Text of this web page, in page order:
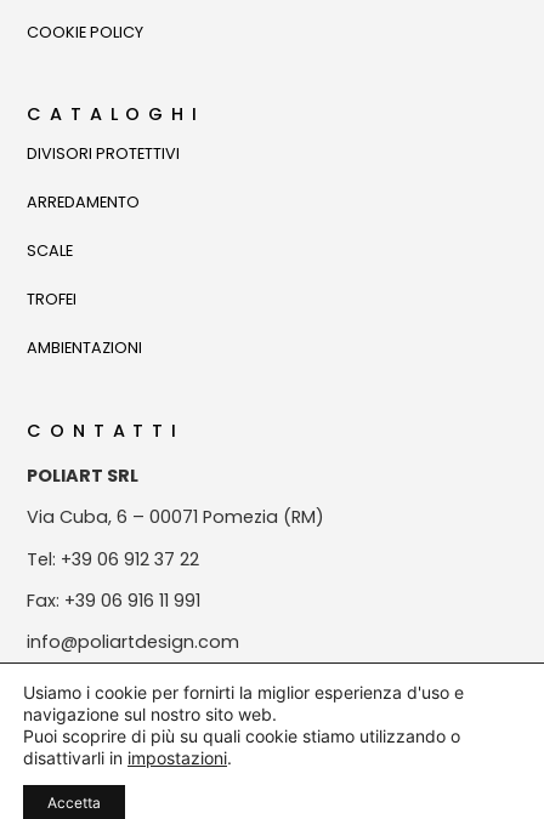
COOKIE POLICY
CATALOGHI
DIVISORI PROTETTIVI
ARREDAMENTO
SCALE
TROFEI
AMBIENTAZIONI
CONTATTI
POLIART SRL
Via Cuba, 6 – 00071 Pomezia (RM)
Tel: +39 06 912 37 22
Fax: +39 06 916 11 991
info@poliartdesign.com
© All rights reserved | P.Iva: 08820881004
Usiamo i cookie per fornirti la miglior esperienza d'uso e
navigazione sul nostro sito web.
Puoi scoprire di più su quali cookie stiamo utilizzando o
disattivarli in impostazioni.
Accetta